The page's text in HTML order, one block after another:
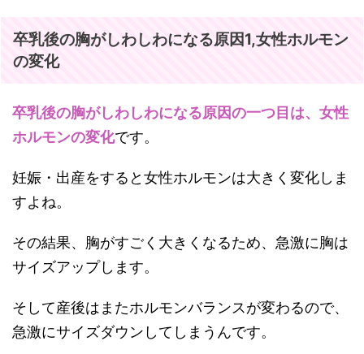
卒乳後の胸がしわしわになる原因1,女性ホルモン
の変化
卒乳後の胸がしわしわになる原因の一つ目は、女性
ホルモンの変化です。
妊娠・出産をすると女性ホルモンは大きく変化しま
すよね。
その結果、胸がすごく大きくなるため、急激に胸は
サイズアップします。
そして産後はまたホルモンバランスが変わるので、
急激にサイズダウンしてしまうんです。